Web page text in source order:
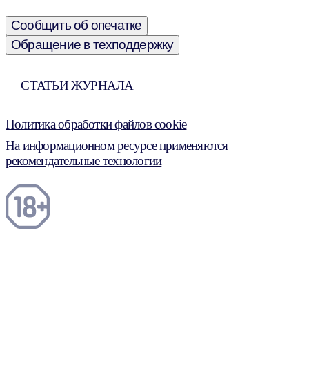
Сообщить об опечатке
Обращение в техподдержку
СТАТЬИ ЖУРНАЛА
Политика обработки файлов cookie
На информационном ресурсе применяются
рекомендательные технологии